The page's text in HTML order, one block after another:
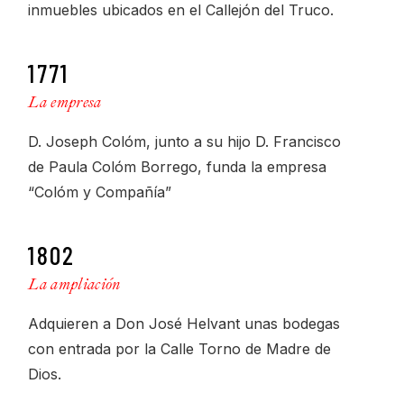
inmuebles ubicados en el Callejón del Truco.
1771
La empresa
D. Joseph Colóm, junto a su hijo D. Francisco
de Paula Colóm Borrego, funda la empresa
“Colóm y Compañía”
1802
La ampliación
Adquieren a Don José Helvant unas bodegas
con entrada por la Calle Torno de Madre de
Dios.